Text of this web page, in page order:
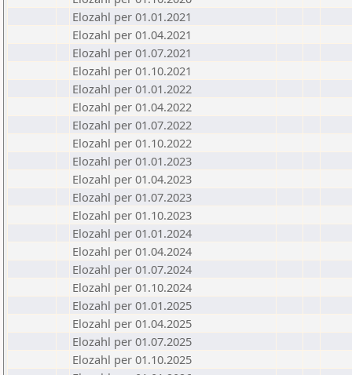
Elozahl per 01.01.2021
Elozahl per 01.04.2021
Elozahl per 01.07.2021
Elozahl per 01.10.2021
Elozahl per 01.01.2022
Elozahl per 01.04.2022
Elozahl per 01.07.2022
Elozahl per 01.10.2022
Elozahl per 01.01.2023
Elozahl per 01.04.2023
Elozahl per 01.07.2023
Elozahl per 01.10.2023
Elozahl per 01.01.2024
Elozahl per 01.04.2024
Elozahl per 01.07.2024
Elozahl per 01.10.2024
Elozahl per 01.01.2025
Elozahl per 01.04.2025
Elozahl per 01.07.2025
Elozahl per 01.10.2025